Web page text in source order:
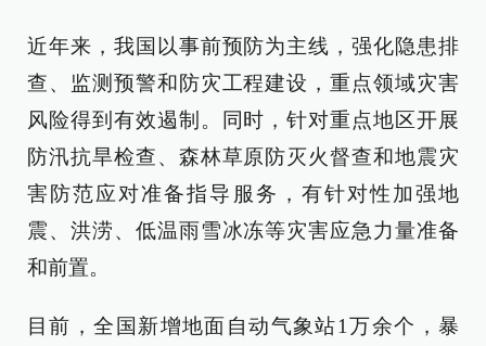
近年来，我国以事前预防为主线，强化隐患排
查、监测预警和防灾工程建设，重点领域灾害
风险得到有效遏制。同时，针对重点地区开展
防汛抗旱检查、森林草原防灭火督查和地震灾
害防范应对准备指导服务，有针对性加强地
震、洪涝、低温雨雪冰冻等灾害应急力量准备
和前置。
目前，全国新增地面自动气象站1万余个，暴